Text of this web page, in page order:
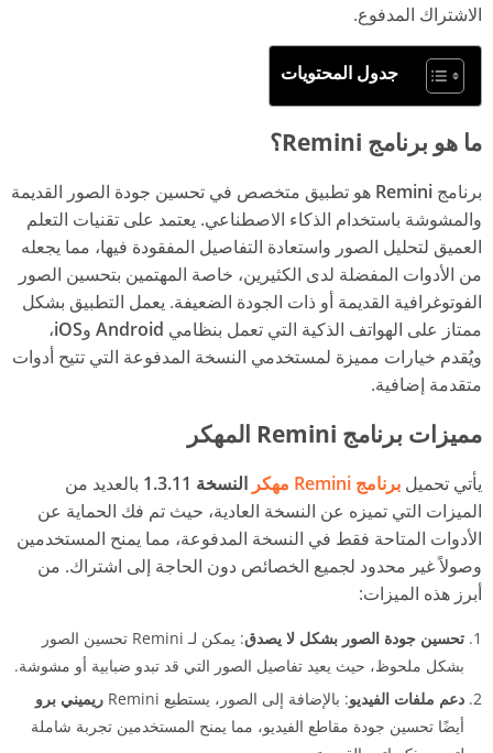
الاشتراك المدفوع.
جدول المحتويات
ما هو برنامج Remini؟
برنامج Remini هو تطبيق متخصص في تحسين جودة الصور القديمة
والمشوشة باستخدام الذكاء الاصطناعي. يعتمد على تقنيات التعلم
العميق لتحليل الصور واستعادة التفاصيل المفقودة فيها، مما يجعله
من الأدوات المفضلة لدى الكثيرين، خاصة المهتمين بتحسين الصور
الفوتوغرافية القديمة أو ذات الجودة الضعيفة. يعمل التطبيق بشكل
ممتاز على الهواتف الذكية التي تعمل بنظامي Android وiOS،
ويُقدم خيارات مميزة لمستخدمي النسخة المدفوعة التي تتيح أدوات
متقدمة إضافية.
مميزات برنامج Remini المهكر
يأتي تحميل برنامج Remini مهكر النسخة 1.3.11
بالعديد من
الميزات التي تميزه عن النسخة العادية، حيث تم فك الحماية عن
الأدوات المتاحة فقط في النسخة المدفوعة، مما يمنح المستخدمين
وصولاً غير محدود لجميع الخصائص دون الحاجة إلى اشتراك. من
أبرز هذه الميزات:
تحسين جودة الصور بشكل لا يصدق
: يمكن لـ Remini تحسين الصور
بشكل ملحوظ، حيث يعيد تفاصيل الصور التي قد تبدو ضبابية أو مشوشة.
دعم ملفات الفيديو: بالإضافة إلى الصور، يستطيع Remini
ريميني برو
أيضًا تحسين جودة مقاطع الفيديو، مما يمنح المستخدمين تجربة شاملة